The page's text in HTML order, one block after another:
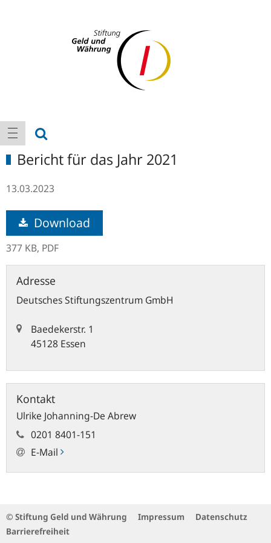
Hauptnavigation
Navigation anzeigen
Bericht für das Jahr 2021
13.03.2023
Download
377 KB, PDF
Adresse
Deutsches Stiftungszentrum GmbH
Baedekerstr. 1
45128 Essen
Kontakt
Ulrike Johanning-De Abrew
0201 8401-151
E-Mail
© Stiftung Geld und Währung Impressum
Datenschutz
Barrierefreiheit